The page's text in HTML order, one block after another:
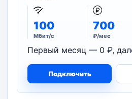
100
Мбит/с
700
₽/мес
Первый месяц — 0 ₽,
Подключить